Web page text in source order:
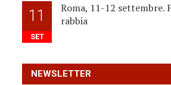
11
SET
Roma, 11-12 settembre.
rabbia
NEWSLETTER